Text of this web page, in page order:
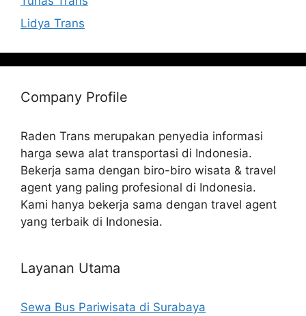
Lidya Trans
Company Profile
Raden Trans merupakan penyedia informasi
harga sewa alat transportasi di Indonesia.
Bekerja sama dengan biro-biro wisata & travel
agent yang paling profesional di Indonesia.
Kami hanya bekerja sama dengan travel agent
yang terbaik di Indonesia.
Layanan Utama
Sewa Bus Pariwisata di Surabaya